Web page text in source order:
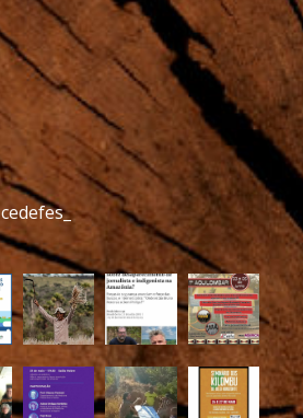
cedefes_